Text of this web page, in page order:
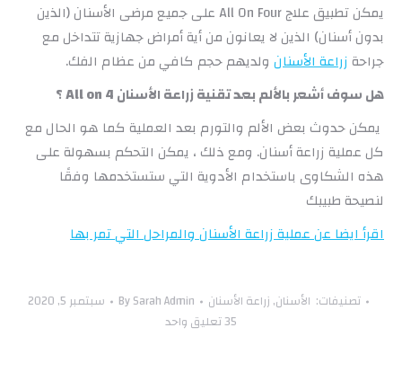
يمكن تطبيق علاج All On Four على جميع مرضى الأسنان (الذين
بدون أسنان) الذين لا يعانون من أية أمراض جهازية تتداخل مع
جراحةزراعة الأسنان ولديهم حجم كافي من عظام الفك.
هل سوف أشعر بالألم بعد تقنية زراعة الأسنانAll on 4؟
يمكن حدوث بعض الألم والتورم بعد العملية كما هو الحال مع
كل عملية زراعة أسنان. ومع ذلك ، يمكن التحكم بسهولة على
هذه الشكاوى باستخدام الأدوية التي ستستخدمها وفقًا
لنصيحة طبيبك
اقرأ ايضا عن عملية زراعة الأسنان والمراحل التي تمر بها
تصنيفات: الأسنان, زراعة الأسنان BySarah Admin
سبتمبر 5, 2020
35 تعليق واحد